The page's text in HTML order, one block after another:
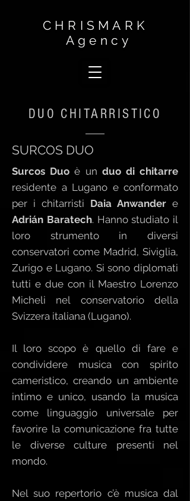
CHRISMARK
Agency
SURCOS DUO
Surcos Duo è un duo di chitarre
residente a Lugano e conformato
per i chitarristi Daia Anwander e
Adrián Baratech. Hanno studiato il
loro strumento in diversi
conservatori come Madrid, Siviglia,
Zurigo e Lugano. Si sono diplomati
tutti e due con il Maestro Lorenzo
Micheli nel conservatorio della
Svizzera italiana (Lugano).
Il loro scopo è quello di fare e
condividere musica con spirito
cameristico, creando un ambiente
intimo e unico, usando la musica
come linguaggio universale per
favorire la comunicazione fra tutte
le diverse culture presenti nel
mondo.
Nel suo repertorio c’è musica dal
DUO CHITARRISTICO